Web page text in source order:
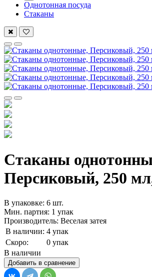
Однотонная посуда
Стаканы
Стаканы
Персиковый, 250
В упаковке: 6 шт.
Мин. партия: 1 упак
Производитель: Веселая затея
В наличии: 4 упак
Скоро:
0 упак
В наличии
Добавить в сравнение